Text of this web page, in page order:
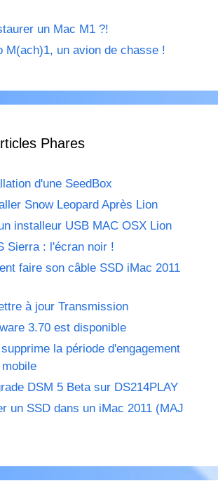
un Mac M1 ?!
M(ach)1, un avion de chasse !
Phares
d'une SeedBox
Snow Leopard Après Lion
installeur USB MAC OSX Lion
Sierra : l'écran noir !
faire son câble SSD iMac 2011
à jour Transmission
3.70 est disponible
la période d'engagement
DSM 5 Beta sur DS214PLAY
un SSD dans un iMac 2011 (MAJ